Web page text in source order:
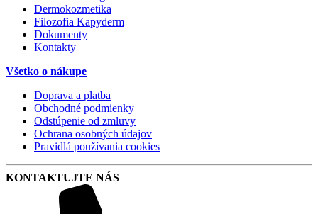
Dermokozmetika
Filozofia Kapyderm
Dokumenty
Kontakty
Všetko o nákupe
Doprava a platba
Obchodné podmienky
Odstúpenie od zmluvy
Ochrana osobných údajov
Pravidlá používania cookies
KONTAKTUJTE NÁS